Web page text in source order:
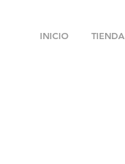
INICIO TIENDA